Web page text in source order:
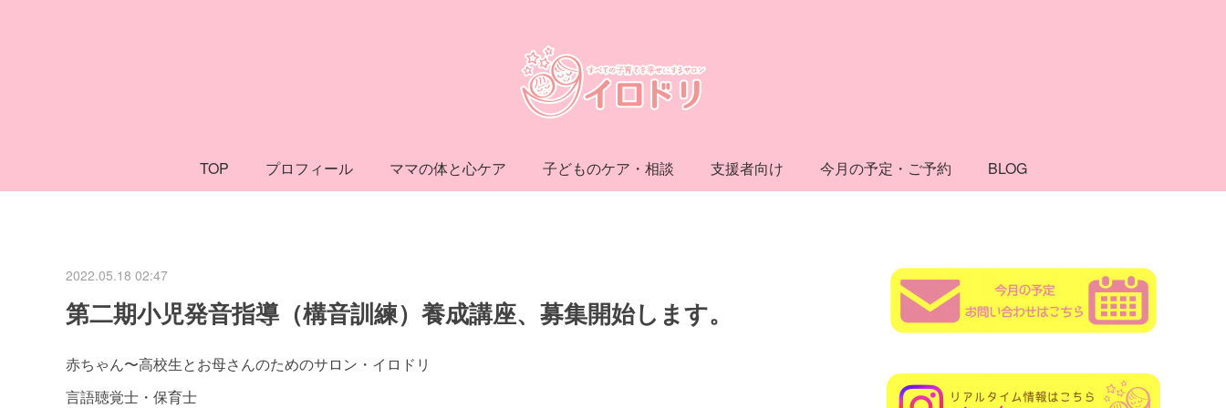
TOP プロフィール ママの体と心ケア 子どものケア・相談 支援者向け 今月の予定・ご予約 BLOG
2022.05.18 02:47
第二期小児発音指導（構音訓練）養成講座、募集開始します。
赤ちゃん〜高校生とお母さんのためのサロン・イロドリ
言語聴覚士・保育士